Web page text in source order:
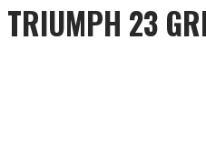
TRIUMPH 23